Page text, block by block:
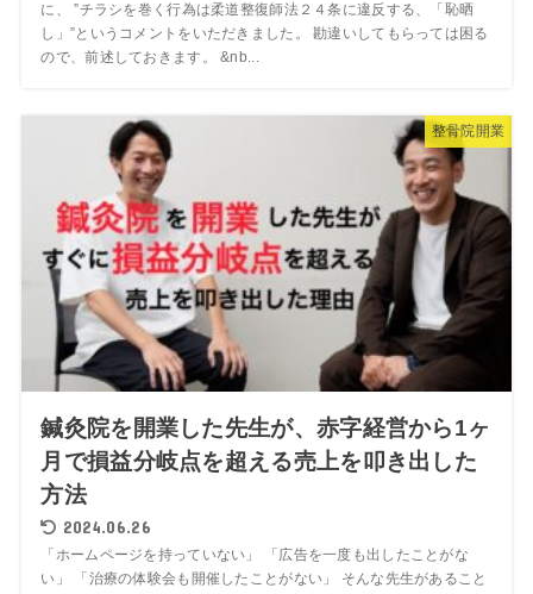
に、 ”チラシを巻く行為は柔道整復師法２４条に違反する、「恥晒
し」”というコメントをいただきました。 勘違いしてもらっては困る
ので、前述しておきます。 &nb...
整骨院開業
鍼灸院を開業した先生が、赤字経営から1ヶ
月で損益分岐点を超える売上を叩き出した
方法
2024.06.26
「ホームページを持っていない」 「広告を一度も出したことがな
い」 「治療の体験会も開催したことがない」 そんな先生があること